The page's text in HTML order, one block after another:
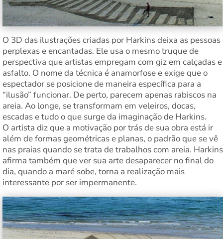
O 3D das ilustrações criadas por Harkins deixa as pessoas
perplexas e encantadas. Ele usa o mesmo truque de
perspectiva que artistas empregam com giz em calçadas e
asfalto. O nome da técnica é anamorfose e exige que o
espectador se posicione de maneira específica para a
“ilusão” funcionar. De perto, parecem apenas rabiscos na
areia. Ao longe, se transformam em veleiros, docas,
escadas e tudo o que surge da imaginação de Harkins.
O artista diz que a motivação por trás de sua obra está ir
além de formas geométricas e planas, o padrão que se vê
nas praias quando se trata de trabalhos com areia. Harkins
afirma também que ver sua arte desaparecer no final do
dia, quando a maré sobe, torna a realização mais
interessante por ser impermanente.